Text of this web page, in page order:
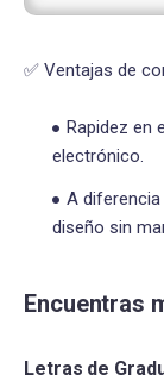
✅ Ventajas de
Rapidez en
electrónico.
A
diseño sin
Encuentras
Letras de